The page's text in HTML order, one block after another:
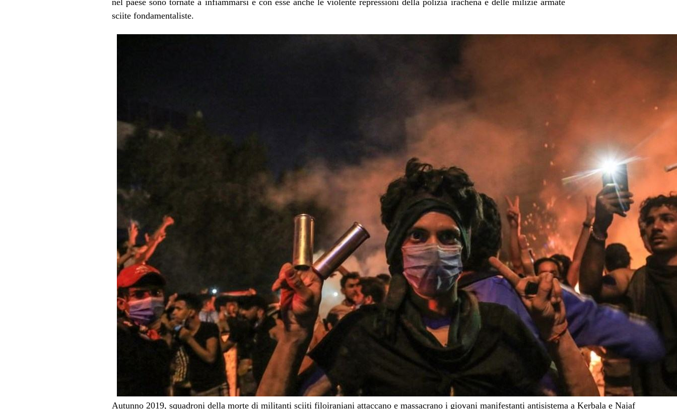
nel paese sono tornate a infiammarsi e con esse anche le violente repressioni della polizia irachena e delle milizie armate
sciite fondamentaliste.
Autunno 2019, squadroni della morte di militanti sciiti filoiraniani attaccano e massacrano i giovani manifestanti antisistema a Kerbala e Najaf